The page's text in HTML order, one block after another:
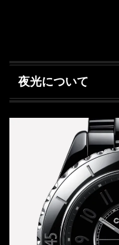
夜光について